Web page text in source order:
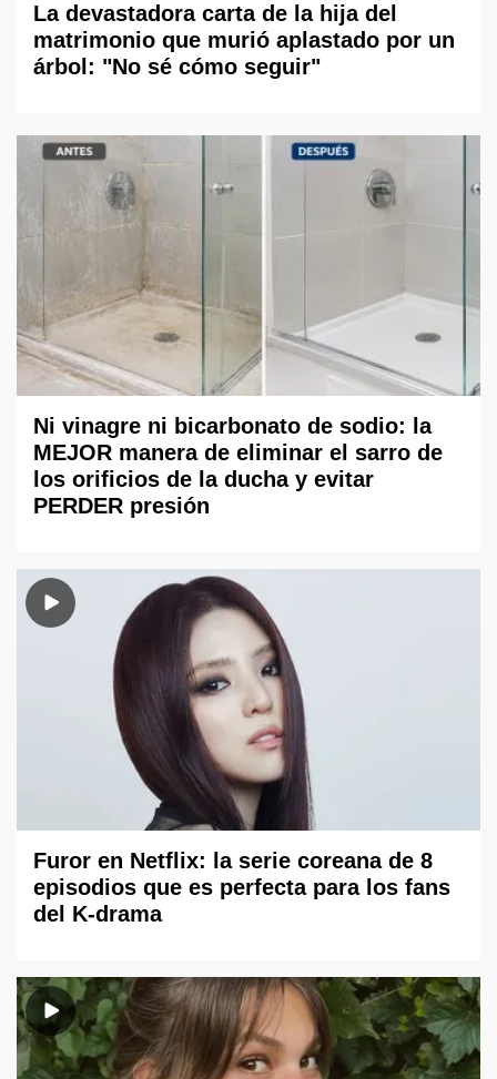
La devastadora carta de la hija del
matrimonio que murió aplastado por un
árbol: "No sé cómo seguir"
Ni vinagre ni bicarbonato de sodio: la
MEJOR manera de eliminar el sarro de
los orificios de la ducha y evitar
PERDER presión
Furor en Netflix: la serie coreana de 8
episodios que es perfecta para los fans
del K-drama